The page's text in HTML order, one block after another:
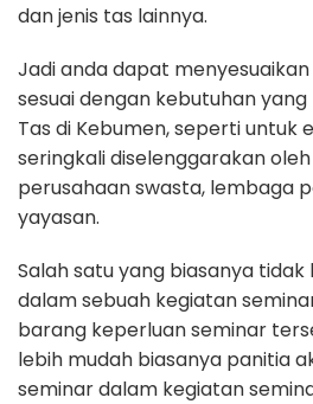
dan jenis tas lainnya.
Jadi anda dapat
sesuai dengan kebutuhan
Tas di Kebumen, seperti untuk
seringkali diselenggarakan
perusahaan swasta, lembaga
yayasan.
Salah satu yang biasanya
dalam sebuah kegiatan
barang keperluan seminar
lebih mudah biasanya panitia
seminar dalam kegiatan